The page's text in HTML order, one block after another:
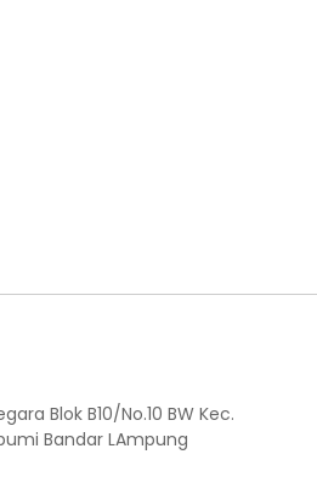
Blok B10/No.10 BW Kec.
Bandar LAmpung